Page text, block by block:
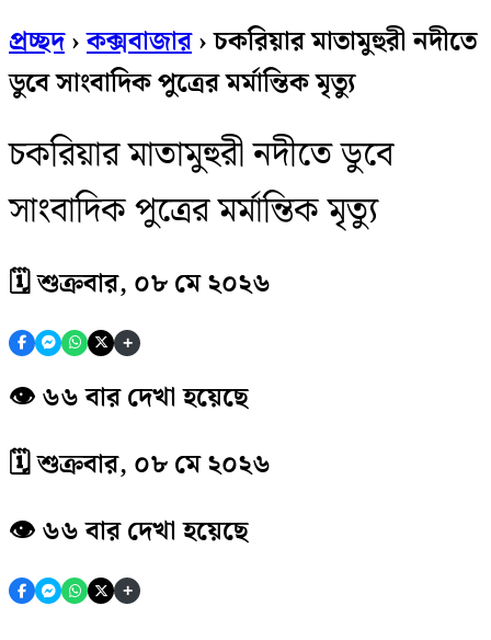
প্রচ্ছদ›কক্সবাজার›চকরিয়ার মাতামুহুরী নদীতে
ডুবে সাংবাদিক পুত্রের মর্মান্তিক মৃত্যু
চকরিয়ার মাতামুহুরী নদীতে ডুবে
সাংবাদিক পুত্রের মর্মান্তিক মৃত্যু
🗓 শুক্রবার, ০৮ মে ২০২৬
+
👁️ ৬৬ বার দেখা হয়েছে
🗓 শুক্রবার, ০৮ মে ২০২৬
👁️ ৬৬ বার দেখা হয়েছে
+